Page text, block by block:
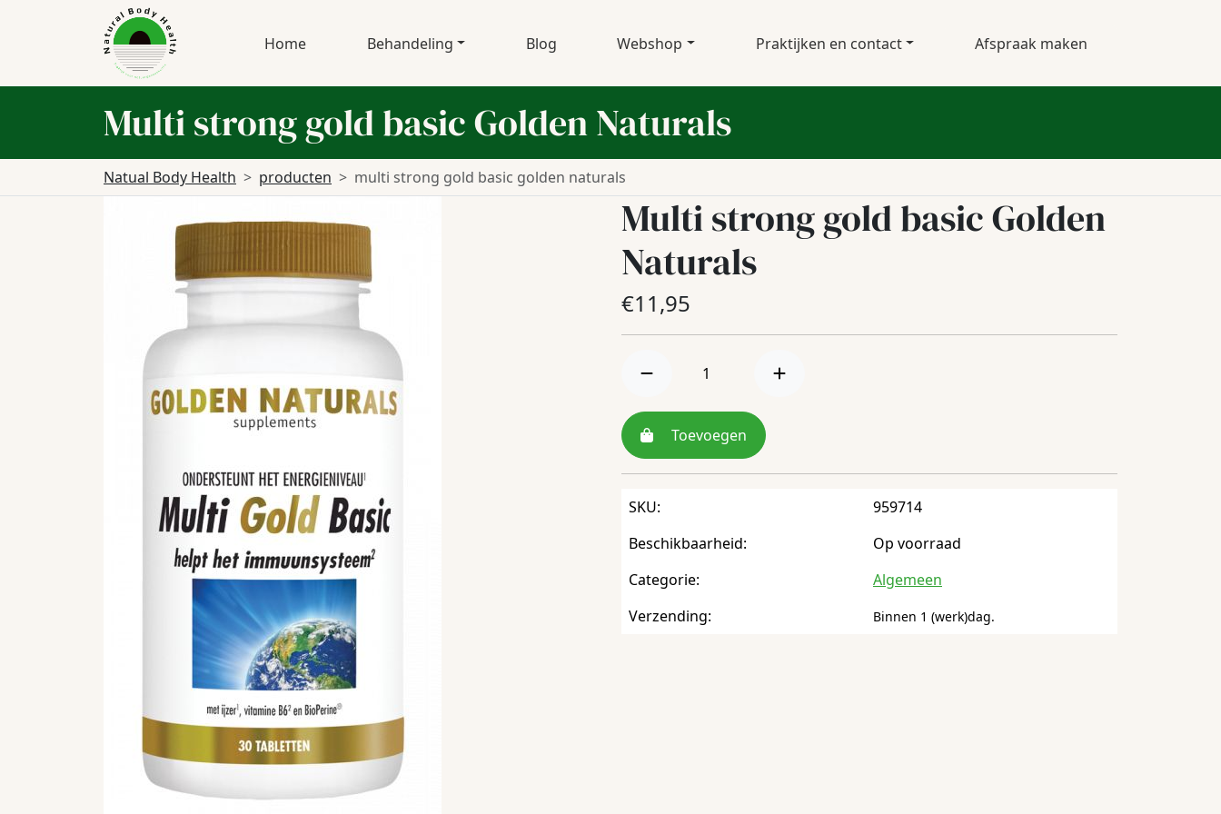
Home Behandeling Blog Webshop Praktijken en contact Afspraak maken
Multi strong gold basic Golden Naturals
Natual Body Health producten multi strong gold basic golden naturals
Multi strong gold basic Golden
Naturals
€11,95
Toevoegen
SKU:
959714
Beschikbaarheid:
Op voorraad
Categorie:
Algemeen
Verzending:
Binnen 1 (werk)dag.